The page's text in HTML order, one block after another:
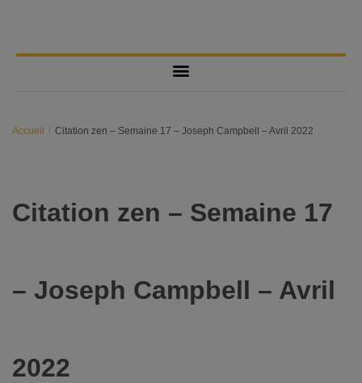
Accueil / Citation zen – Semaine 17 – Joseph Campbell – Avril 2022
Citation zen – Semaine 17
– Joseph Campbell – Avril
2022